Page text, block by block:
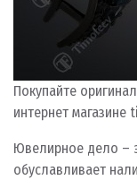
Покупайте
интернет магазине
Ювелирное дело –
обуславливает